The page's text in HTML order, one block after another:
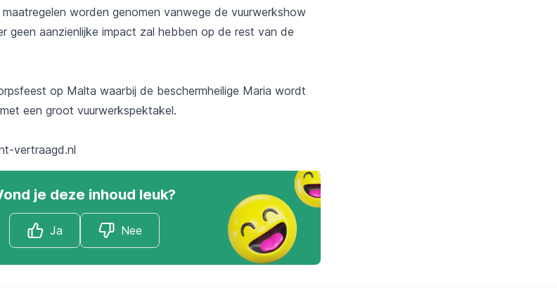
worden genomen vanwege de vuurwerkshow
geen aanzienlijke impact zal hebben op de rest van de
op Malta waarbij de beschermheilige Maria wordt
een groot vuurwerkspektakel.
vertraagd.nl
je deze inhoud leuk?
Ja Nee